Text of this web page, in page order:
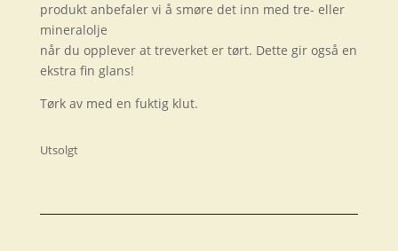
produkt anbefaler vi å smøre det inn med tre- eller
mineralolje
når du opplever at treverket er tørt. Dette gir også en
ekstra fin glans!
Tørk av med en fuktig klut.
Utsolgt